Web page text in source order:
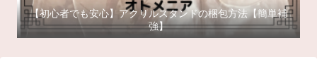
【初心者でも安心】アクリルスタンドの梱包方法【簡単補
強】